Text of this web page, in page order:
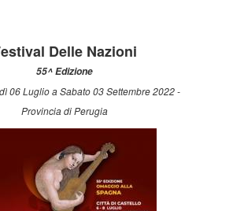
Delle Nazioni
55^ Edizione
06 Luglio a Sabato 03 Settembre 2022 -
Provincia di Perugia